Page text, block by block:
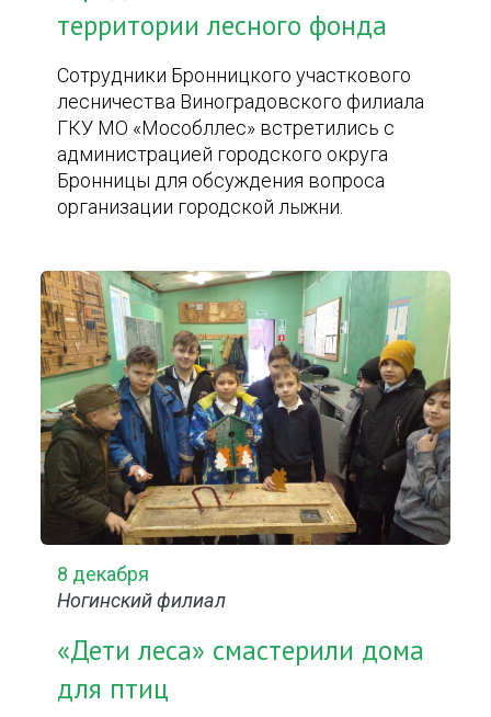
территории лесного фонда
Сотрудники Бронницкого участкового
лесничества Виноградовского филиала
ГКУ МО «Мособллес» встретились с
администрацией городского округа
Бронницы для обсуждения вопроса
организации городской лыжни.
8 декабря
Ногинский филиал
«Дети леса» смастерили дома
для птиц